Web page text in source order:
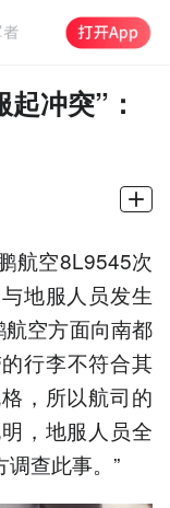
冲突”：
航空8L9545次
地服人员发生
空方面向南都
行李不符合其
，所以航司的
，地服人员全
查此事。”